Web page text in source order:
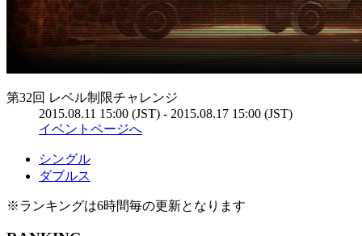
第32回 レベル制限チャレンジ
2015.08.11 15:00 (JST) - 2015.08.17 15:00 (JST)
イベントページへ
シングル
ダブルス
※ランキングは6時間毎の更新となります